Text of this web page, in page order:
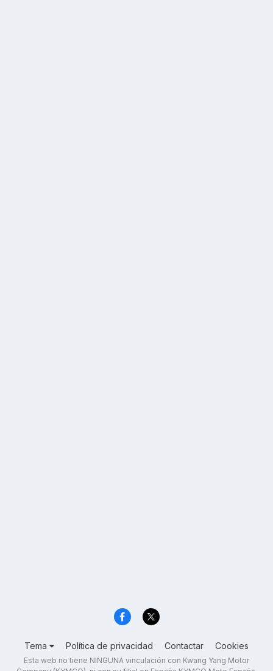
Tema Política de privacidad Contactar Cookies
Esta web no tiene NINGUNA vinculación con Kwang Yang Motor